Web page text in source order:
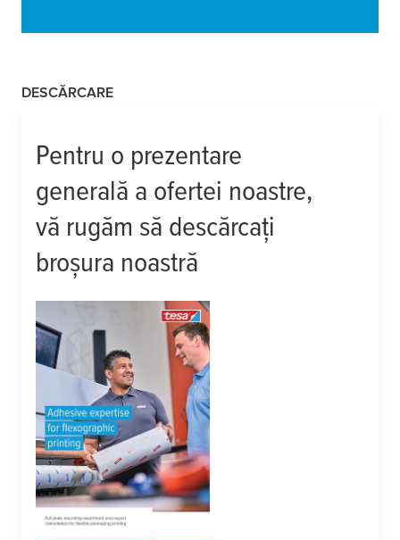
DESCĂRCARE
Pentru o prezentare
generală a ofertei noastre,
vă rugăm să descărcați
broșura noastră